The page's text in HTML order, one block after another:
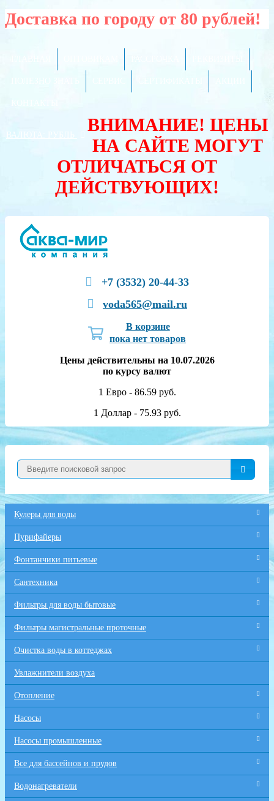
Доставка по городу от 80 рублей!
ВАЛЮТА:
ВНИМАНИЕ! ЦЕНЫ
НА САЙТЕ МОГУТ
ОТЛИЧАТЬСЯ ОТ
ДЕЙСТВУЮЩИХ!
+7 (3532) 20-44-33
voda565@mail.ru
В корзине
пока нет товаров
Цены действительны на 10.07.2026
по курсу валют
1 Евро - 86.59 руб.
1 Доллар - 75.93 руб.
Кулеры для воды
Пурифайеры
Фонтанчики питьевые
Сантехника
Фильтры для воды бытовые
Фильтры магистральные проточные
Очистка воды в коттеджах
Увлажнители воздуха
Отопление
Насосы
Насосы промышленные
Все для бaссейнов и прудов
Водонагреватели